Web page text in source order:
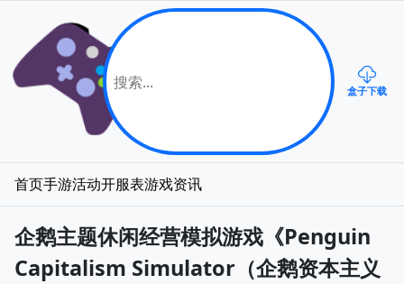
盒子下载
首页手游活动开服表游戏资讯
企鹅主题休闲经营模拟游戏《Penguin
Capitalism Simulator（企鹅资本主义